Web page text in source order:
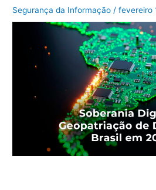
Segurança da Informação /fevereiro